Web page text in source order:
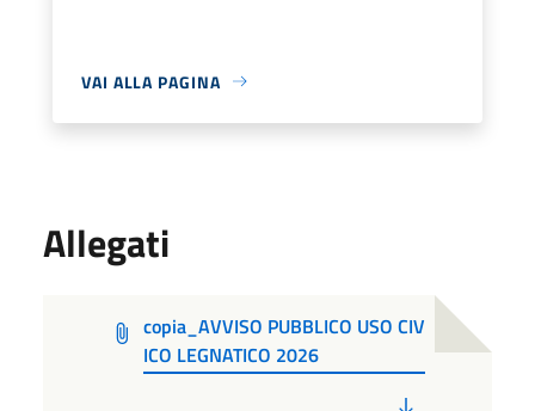
VAI ALLA PAGINA
Allegati
copia_AVVISO PUBBLICO USO CIV
ICO LEGNATICO 2026